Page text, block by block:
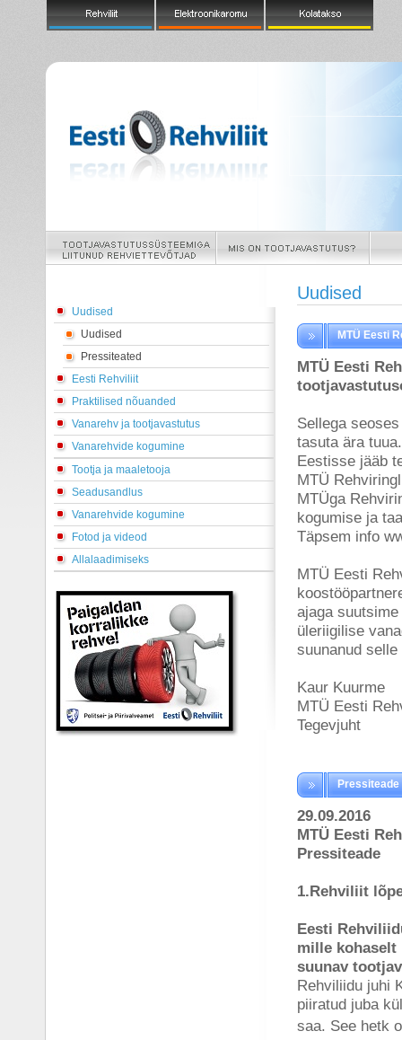
Uudised
Uudised
Pressiteated
Eesti Rehviliit
Praktilised nõuanded
Vanarehv ja tootjavastutus
Vanarehvide kogumine
Tootja ja maaletooja
Seadusandlus
Vanarehvide kogumine
Fotod ja videod
Allalaadimiseks
Uudised
MTÜ Eesti
MTÜ Eesti
Sellega
tasuta ära tuua.
Eestisse jääb
MTÜ
MTÜga
kogumise ja
Täpsem info
MTÜ Eesti
ajaga
üleriigilise
suunanud
Kaur Kuurme
MTÜ Eesti
Tegevjuht
Pressiteade
29.09.2016
MTÜ Eesti
Pressiteade
1.Rehviliit
Eesti
mille kohaselt
suunav
Rehviliidu juhi
piiratud juba
saa. See hetk